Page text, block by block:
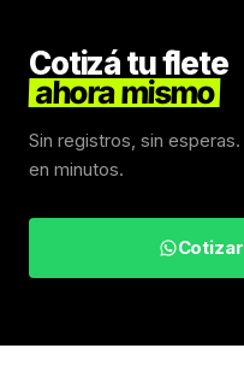
Cotizá tu flete
ahora mismo
Sin registros, sin
en minutos.